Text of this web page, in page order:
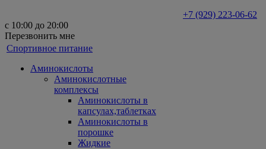
+7 (929) 223-06-62
с 10:00 до 20:00
Перезвонить мне
Спортивное питание
Аминокислоты
Аминокислотные
комплексы
Аминокислоты в
капсулах,таблетках
Аминокислоты в
порошке
Жидкие